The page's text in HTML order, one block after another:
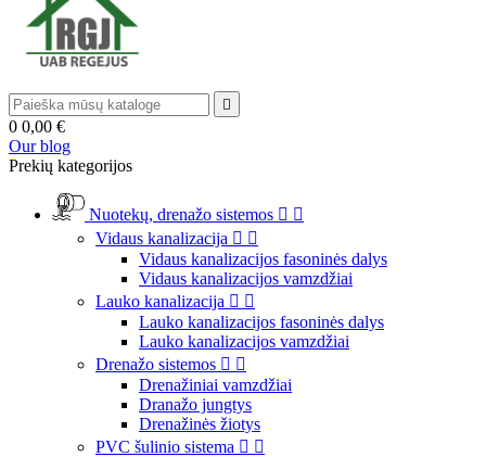

0 0,00 €
Our blog
Prekių kategorijos
Nuotekų, drenažo sistemos  
Vidaus kanalizacija  
Vidaus kanalizacijos fasoninės dalys
Vidaus kanalizacijos vamzdžiai
Lauko kanalizacija  
Lauko kanalizacijos fasoninės dalys
Lauko kanalizacijos vamzdžiai
Drenažo sistemos  
Drenažiniai vamzdžiai
Dranažo jungtys
Drenažinės žiotys
PVC šulinio sistema  